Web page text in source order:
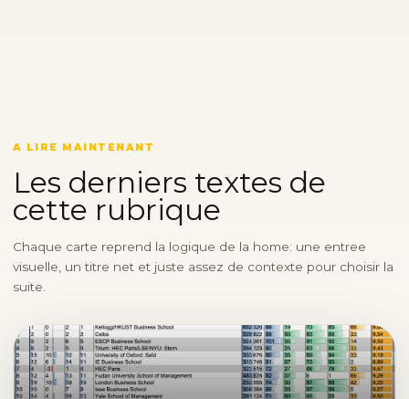
A LIRE MAINTENANT
Les derniers textes de
cette rubrique
Chaque carte reprend la logique de la home: une entree
visuelle, un titre net et juste assez de contexte pour choisir la
suite.